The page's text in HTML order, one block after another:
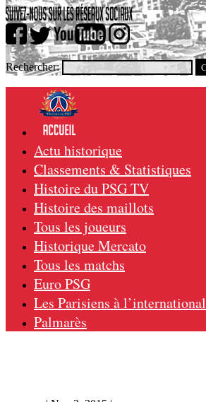
Rechercher:
Actu historique
Classements & Statistiques
Histoire du PSG TV
Histoire des maillots
Tous les joueurs
Historique Mercato
Tous les matchs
Euro PSG
Les Parisiens à l’international
Palmarès